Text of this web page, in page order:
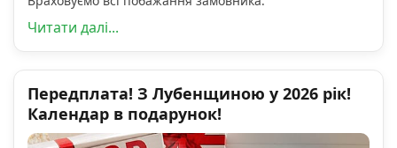
Читати далі...
Передплата! З Лубенщиною у 2026 рік!
Календар в подарунок!